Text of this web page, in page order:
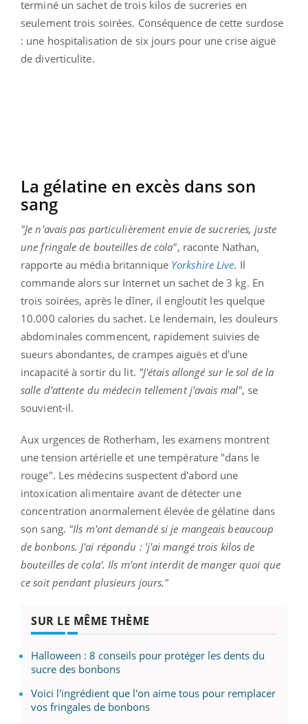
terminé un sachet de trois kilos de sucreries en
seulement trois soirées. Conséquence de cette surdose
: une hospitalisation de six jours pour une crise aiguë
de diverticulite.
La gélatine en excès dans son
sang
"Je n'avais pas particulièrement envie de sucreries, juste
une fringale de bouteilles de cola", raconte Nathan,
rapporte au média britannique Yorkshire Live. Il
commande alors sur Internet un sachet de 3 kg. En
trois soirées, après le dîner, il engloutit les quelque
10.000 calories du sachet. Le lendemain, les douleurs
abdominales commencent, rapidement suivies de
sueurs abondantes, de crampes aiguës et d'une
incapacité à sortir du lit. "J'étais allongé sur le sol de la
salle d'attente du médecin tellement j'avais mal", se
souvient-il.
Aux urgences de Rotherham, les examens montrent
une tension artérielle et une température "dans le
rouge". Les médecins suspectent d'abord une
intoxication alimentaire avant de détecter une
concentration anormalement élevée de gélatine dans
son sang. "Ils m'ont demandé si je mangeais beaucoup
de bonbons. J'ai répondu : 'j'ai mangé trois kilos de
bouteilles de cola'. Ils m'ont interdit de manger quoi que
ce soit pendant plusieurs jours."
SUR LE MÊME THÈME
Halloween : 8 conseils pour protéger les dents du
sucre des bonbons
Voici l'ingrédient que l'on aime tous pour remplacer
vos fringales de bonbons